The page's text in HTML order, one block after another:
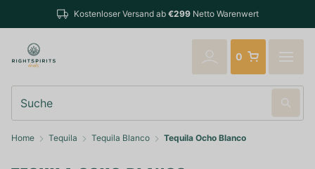
Kostenloser Versand ab€299 Netto Warenwert
verschickt
0
Home Tequila Tequila Blanco Tequila Ocho Blanco